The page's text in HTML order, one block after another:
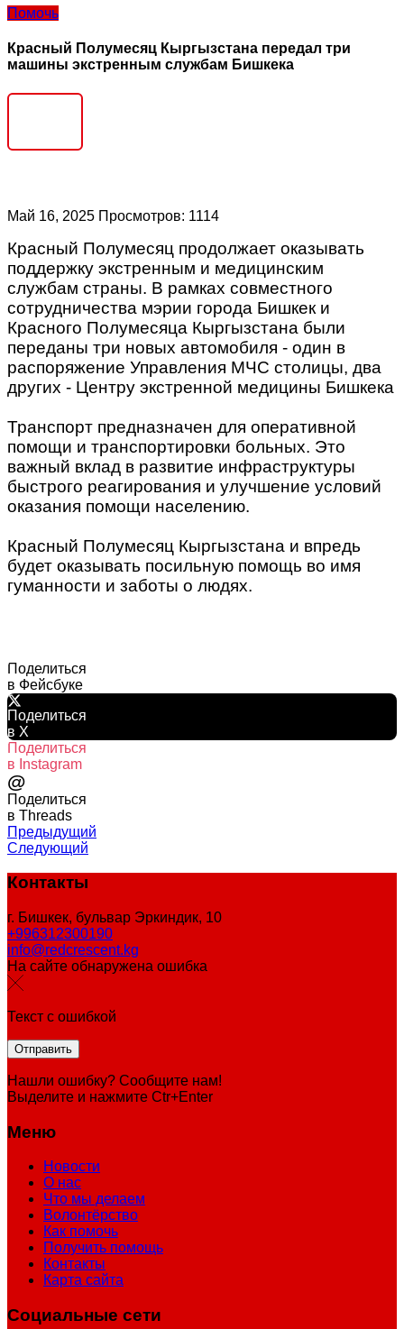
Помочь
Красный Полумесяц Кыргызстана передал три
машины экстренным службам Бишкека
Май 16, 2025 Просмотров: 1114
Красный Полумесяц продолжает оказывать
поддержку экстренным и медицинским
службам страны. В рамках совместного
сотрудничества мэрии города Бишкек и
Красного Полумесяца Кыргызстана были
переданы три новых автомобиля - один в
распоряжение Управления МЧС столицы, два
других - Центру экстренной медицины Бишкека
Транспорт предназначен для оперативной
помощи и транспортировки больных. Это
важный вклад в развитие инфраструктуры
быстрого реагирования и улучшение условий
оказания помощи населению.
Красный Полумесяц Кыргызстана и впредь
будет оказывать посильную помощь во имя
гуманности и заботы о людях.
Поделиться
в Фейсбуке
Поделиться
в X
Поделиться
в Instagram
@
Поделиться
в Threads
Предыдущий
Следующий
Контакты
г. Бишкек, бульвар Эркиндик, 10
+996312300190
info@redcrescent.kg
На сайте обнаружена ошибка
Текст с ошибкой
Нашли ошибку? Сообщите нам!
Выделите и нажмите Ctr+Enter
Меню
Новости
О нас
Что мы делаем
Волонтёрство
Как помочь
Получить помощь
Контакты
Карта сайта
Социальные сети